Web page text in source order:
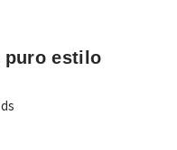
puro estilo